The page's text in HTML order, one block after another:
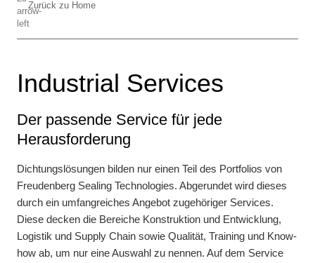
Zurück zu Home
Industrial Services
Der passende Service für jede
Herausforderung
Dichtungslösungen bilden nur einen Teil des Portfolios von
Freudenberg Sealing Technologies. Abgerundet wird dieses
durch ein umfangreiches Angebot zugehöriger Services.
Diese decken die Bereiche Konstruktion und Entwicklung,
Logistik und Supply Chain sowie Qualität, Training und Know-
how ab, um nur eine Auswahl zu nennen. Auf dem Service